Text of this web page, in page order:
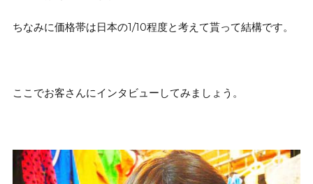
ちなみに価格帯は日本の1/10程度と考えて貰って結構です。
ここでお客さんにインタビューしてみましょう。